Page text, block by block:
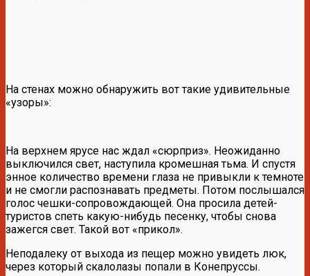
На стенах можно обнаружить вот такие удивительные
«узоры»:
На верхнем ярусе нас ждал «сюрприз». Неожиданно
выключился свет, наступила кромешная тьма. И спустя
энное количество времени глаза не привыкли к темноте
и не смогли распознавать предметы. Потом послышался
голос чешки-сопровождающей. Она просила детей-
туристов спеть какую-нибудь песенку, чтобы снова
зажегся свет. Такой вот «прикол».
Неподалеку от выхода из пещер можно увидеть люк,
через который скалолазы попали в Конепруссы.